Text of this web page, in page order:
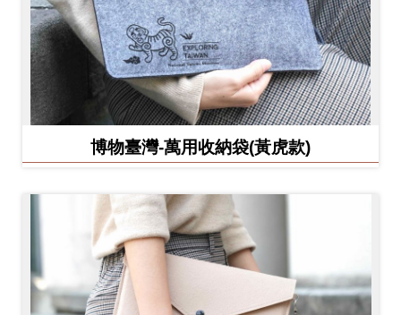
博物臺灣-萬用收納袋(黃虎款)